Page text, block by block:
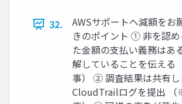
32.
AWSサポートへ減額をお
きのポイント ① 非を認め
た金額の支払い義務はあ
解していることを伝える
事） ② 調査結果は共有し
CloudTrailログを提出